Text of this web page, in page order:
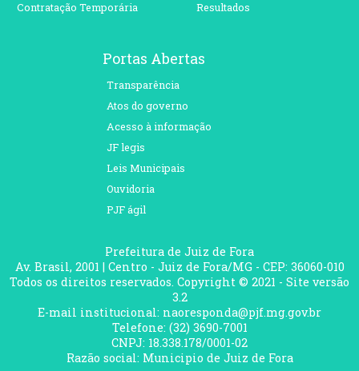
Contratação Temporária
Resultados
Portas Abertas
Transparência
Atos do governo
Acesso à informação
JF legis
Leis Municipais
Ouvidoria
PJF ágil
Prefeitura de Juiz de Fora
Av. Brasil, 2001 | Centro - Juiz de Fora/MG - CEP: 36060-010
Todos os direitos reservados. Copyright © 2021 - Site versão
3.2
E-mail institucional: naoresponda@pjf.mg.gov.br
Telefone: (32) 3690-7001
CNPJ: 18.338.178/0001-02
Razão social: Municipio de Juiz de Fora